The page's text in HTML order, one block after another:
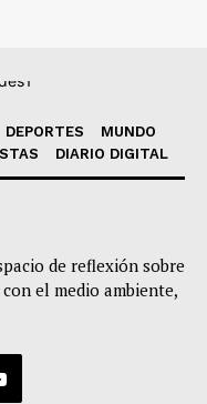
DEPORTES
MUNDO
DIARIO DIGITAL
de reflexión sobre
el medio ambiente,